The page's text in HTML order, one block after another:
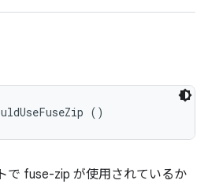
()
で fuse-zip が使用されているか